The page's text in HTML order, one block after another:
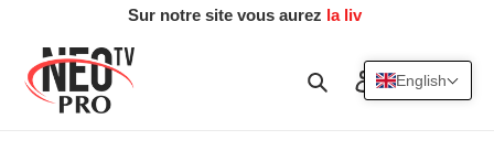
English
content
Sur notre site vous aurezla livrai
SearchLog inCart